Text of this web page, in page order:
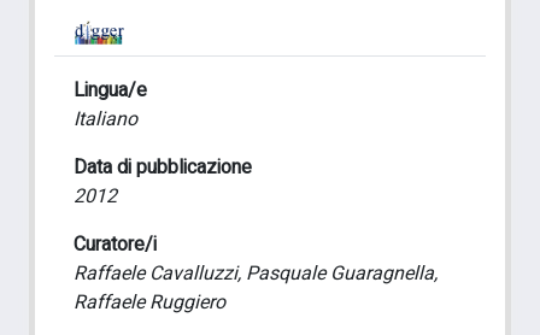
Lingua/e
Italiano
Data di pubblicazione
2012
Curatore/i
Raffaele Cavalluzzi, Pasquale Guaragnella,
Raffaele Ruggiero